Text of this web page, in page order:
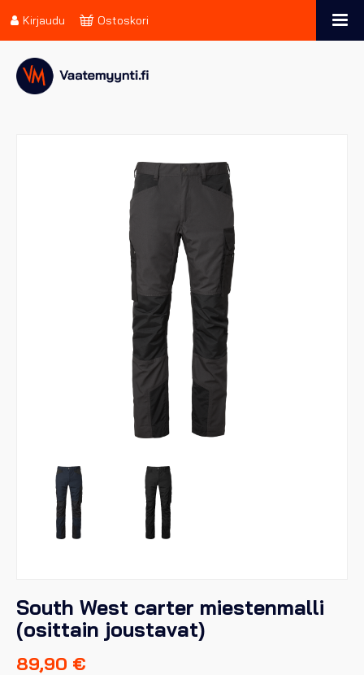
South West carter miestenmalli
(osittain joustavat)
89,90 €
Kirjaudu Ostoskori